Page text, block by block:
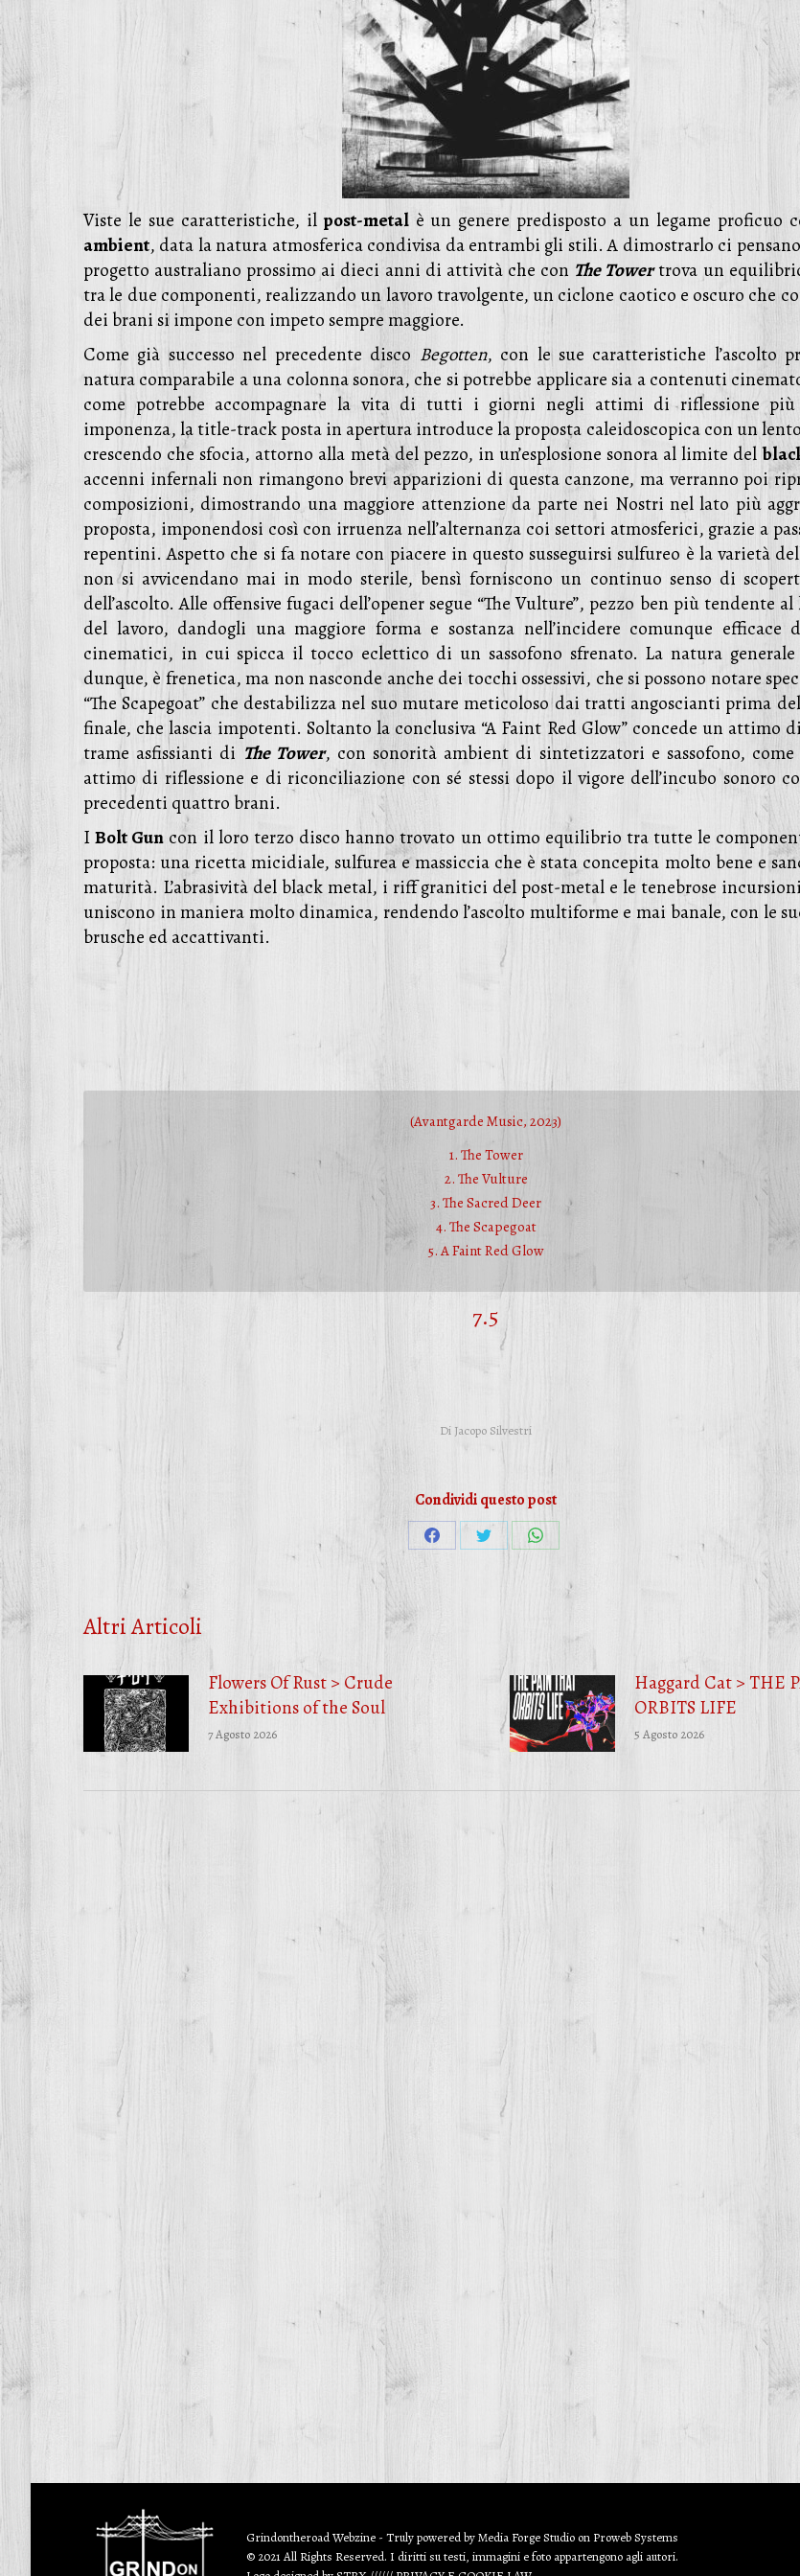
Viste le sue caratteristiche, ilpost-metalè un genere predisposto a un legame proficuo
ambient, data la natura atmosferica condivisa da entrambi gli stili. A dimostrarlo ci
progetto australiano prossimo ai dieci anni di attività che con The Towertrova un
tra le due componenti, realizzando un lavoro travolgente, un ciclone caotico e oscuro che
dei brani si impone con impeto sempre maggiore.
Come già successo nel precedente disco Begotten, con le sue caratteristiche l’ascolto
natura comparabile a una colonna sonora, che si potrebbe applicare sia a contenuti
come potrebbe accompagnare la vita di tutti i giorni negli attimi di riflessione
imponenza, la title-track posta in apertura introduce la proposta caleidoscopica con un
crescendo che sfocia, attorno alla metà del pezzo, in un’esplosione sonora al limite del
accenni infernali non rimangono brevi apparizioni di questa canzone, ma verranno poi
composizioni, dimostrando una maggiore attenzione da parte nei Nostri nel lato più
proposta, imponendosi così con irruenza nell’alternanza coi settori atmosferici, grazie a
repentini. Aspetto che si fa notare con piacere in questo susseguirsi sulfureo è la varietà
non si avvicendano mai in modo sterile, bensì forniscono un continuo senso di
dell’ascolto. Alle offensive fugaci dell’opener segue “The Vulture”, pezzo ben più tendente al
del lavoro, dandogli una maggiore forma e sostanza nell’incidere comunque efficace
cinematici, in cui spicca il tocco eclettico di un sassofono sfrenato. La natura generale
dunque, è frenetica, ma non nasconde anche dei tocchi ossessivi, che si possono notare
“The Scapegoat” che destabilizza nel suo mutare meticoloso dai tratti angoscianti prima
finale, che lascia impotenti. Soltanto la conclusiva “A Faint Red Glow” concede un attimo
trame asfissianti di The Tower, con sonorità ambient di sintetizzatori e sassofono, come
attimo di riflessione e di riconciliazione con sé stessi dopo il vigore dell’incubo sonoro
precedenti quattro brani.
IBolt Gun con il loro terzo disco hanno trovato un ottimo equilibrio tra tutte le
proposta: una ricetta micidiale, sulfurea e massiccia che è stata concepita molto bene e
maturità. L’abrasività del black metal, i riff granitici del post-metal e le tenebrose
uniscono in maniera molto dinamica, rendendo l’ascolto multiforme e mai banale, con le
brusche ed accattivanti.
(Avantgarde Music, 2023)
1. The Tower
2. The Vulture
3. The Sacred Deer
4. The Scapegoat
5. A Faint Red Glow
7.5
Di Jacopo Silvestri
Condividi questo post
CondividiCondividiCondividi
Altri Articoli
Flowers Of Rust > Crude
Exhibitions of the Soul
7 Agosto 2026
Haggard Cat > THE
ORBITS LIFE
5 Agosto 2026
Grindontheroad Webzine - Truly powered byMedia Forge Studio on ProwebSystems
© 2021 All Rights Reserved. I diritti su testi, immagini e foto appartengono agli autori.